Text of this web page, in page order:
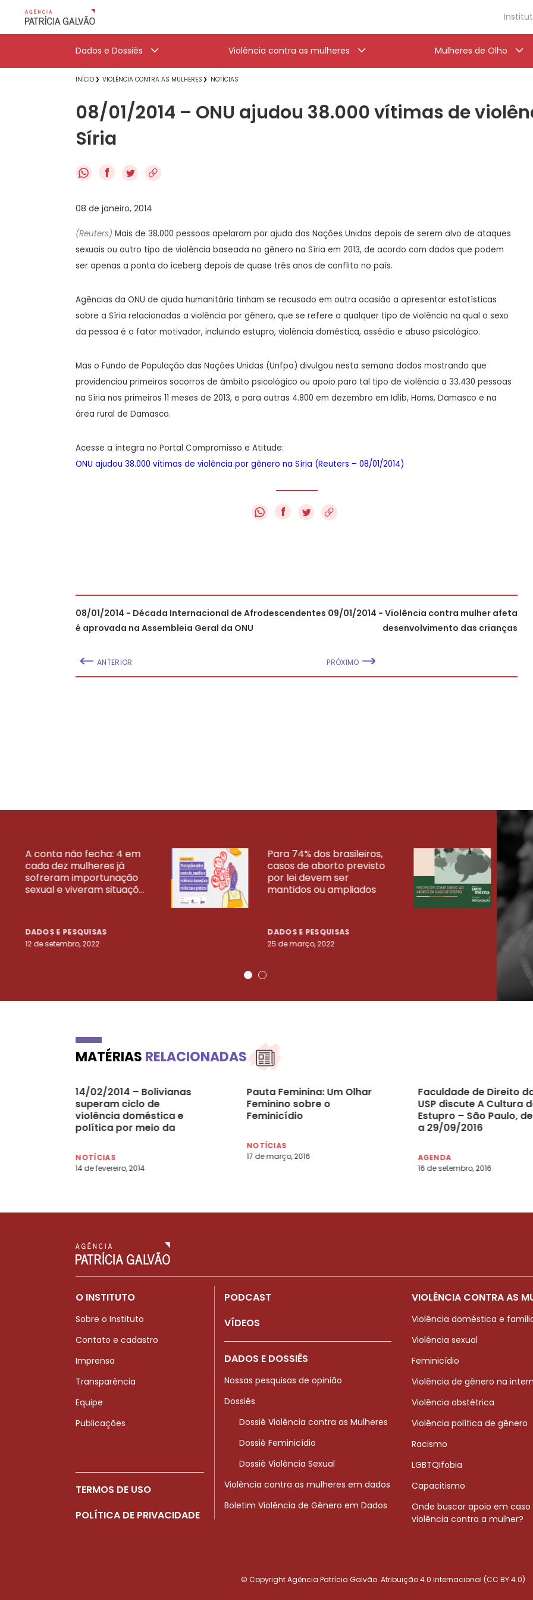
Dados e Dossiês Violência contra as mulheres Mulheres de Olho
INÍCIO VIOLÊNCIA CONTRA AS MULHERES NOTÍCIAS
08/01/2014 – ONU ajudou 38.000 vítimas de
Síria
f
08 de janeiro, 2014
(Reuters) Mais de 38.000 pessoas apelaram por ajuda das Nações Unidas depois de serem alvo de ataques
sexuais ou outro tipo de violência baseada no gênero na Síria em 2013, de acordo com dados que podem
ser apenas a ponta do iceberg depois de quase três anos de conflito no país.
Agências da ONU de ajuda humanitária tinham se recusado em outra ocasião a apresentar estatísticas
sobre a Síria relacionadas a violência por gênero, que se refere a qualquer tipo de violência na qual o sexo
da pessoa é o fator motivador, incluindo estupro, violência doméstica, assédio e abuso psicológico.
Mas o Fundo de População das Nações Unidas (Unfpa) divulgou nesta semana dados mostrando que
providenciou primeiros socorros de âmbito psicológico ou apoio para tal tipo de violência a 33.430 pessoas
na Síria nos primeiros 11 meses de 2013, e para outras 4.800 em dezembro em Idlib, Homs, Damasco e na
área rural de Damasco.
Acesse a íntegra no Portal Compromisso e Atitude:
ONU ajudou 38.000 vítimas de violência por gênero na Síria (Reuters – 08/01/2014)
f
08/01/2014 - Década Internacional de Afrodescendentes
é aprovada na Assembleia Geral da ONU
ANTERIOR
09/01/2014 - Violência contra mulher afeta
desenvolvimento das crianças
PRÓXIMO
A conta não fecha: 4 em
cada dez mulheres já
sofreram importunação
sexual e viveram situaçõ...
DADOS E PESQUISAS
12 de setembro, 2022
Para 74% dos brasileiros,
casos de aborto previsto
por lei devem ser
mantidos ou ampliados
DADOS E PESQUISAS
25 de março, 2022
23
VEJA MAIS PESQUISAS
MATÉRIAS RELACIONADAS
14/02/2014 – Bolivianas
superam ciclo de
violência doméstica e
política por meio da
NOTÍCIAS
14 de fevereiro, 2014
Pauta Feminina: Um Olhar
Feminino sobre o
Feminicídio
NOTÍCIAS
17 de março, 2016
Faculdade de Direito
USP discute A Cultura
Estupro – São Paulo,
a 29/09/2016
AGENDA
16 de setembro, 2016
O INSTITUTO
Sobre o Instituto
Contato e cadastro
Imprensa
Transparência
Equipe
Publicações
TERMOS DE USO
POLÍTICA DE PRIVACIDADE
PODCAST
VÍDEOS
DADOS E DOSSIÊS
Nossas pesquisas de opinião
Dossiês
Dossiê Violência contra as Mulheres
Dossiê Feminicídio
Dossiê Violência Sexual
Violência contra as mulheres em dados
Boletim Violência de Gênero em Dados
VIOLÊNCIA CONTRA AS
Violência doméstica e
Violência sexual
Feminicídio
Violência de gênero na
Violência obstétrica
Violência política de gênero
Racismo
LGBTQIfobia
Capacitismo
Onde buscar apoio em caso
violência contra a mulher?
© Copyright Agência Patrícia Galvão. Atribuição 4.0 Internacional (CC BY 4.0)